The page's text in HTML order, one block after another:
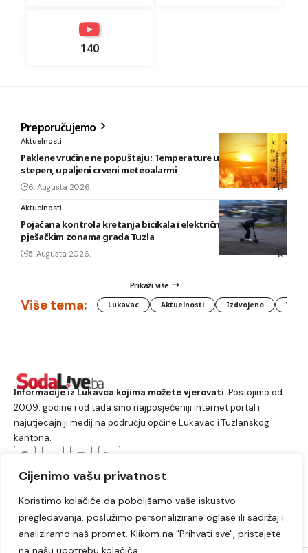
Cijenimo vašu privatnost
Koristimo kolačiće da poboljšamo vaše iskustvo
pregledavanja, poslužimo personalizirane oglase ili sadržaj i
analiziramo naš promet. Klikom na "Prihvati sve", pristajete
na našu upotrebu kolačića.
140
Preporučujemo
Aktuelnosti
Paklene vrućine ne popuštaju: Temperature u BiH i do 41
stepen, upaljeni crveni meteoalarmi
6. Augusta 2026.
Aktuelnosti
Pojačana kontrola kretanja bicikala i električnih romobila u
pješačkim zonama grada Tuzla
5. Augusta 2026.
Prikaži više
Više tema: Lukavac Aktuelnosti Izdvojeno
Informacije iz Lukavca kojima možete vjerovati.Postojimo od
2009. godine i od tada smo najposjećeniji internet portal i
najutjecajniji medij na području općine Lukavac i Tuzlanskog
kantona.
Lukavac Društvo Crna hronika
Sport
Kultura
Kolumne Slobodno vrijeme